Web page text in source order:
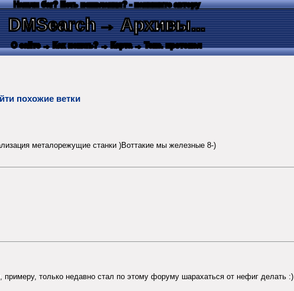
Нашли баг? Есть пожелания? - напишите автору
DMSearch→ Архивы...
О сайте → Как искать? → Карта → Текс. протокол
похожие ветки
металорежущие станки )Воттакие мы железные 8-)
только недавно стал по этому форуму шарахаться от нефиг делать :)